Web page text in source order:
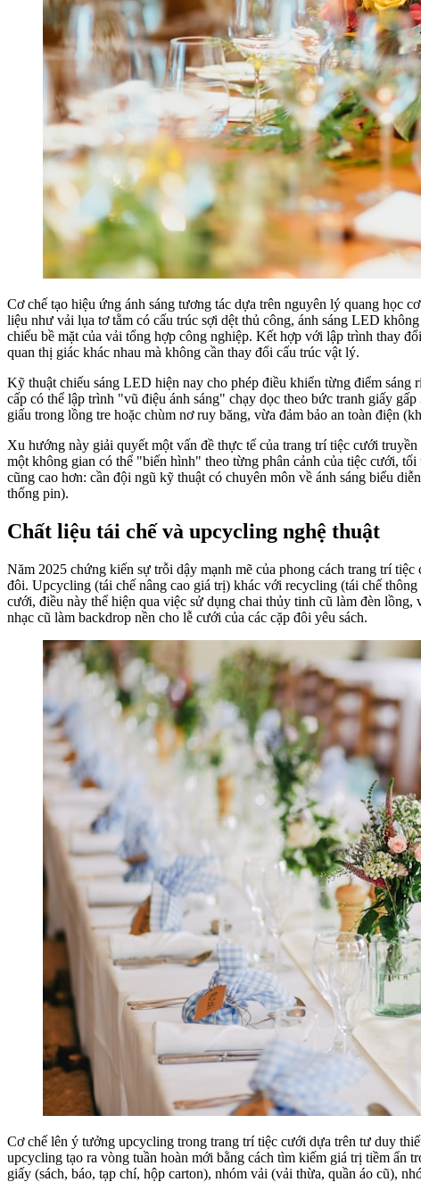
Cơ chế tạo hiệu ứng ánh sáng tương tác dựa trên nguyên lý quang học
liệu như vải lụa tơ tằm có cấu trúc sợi dệt thủ công, ánh sáng LED
chiếu bề mặt của vải tổng hợp công nghiệp. Kết hợp với lập trình thay
quan thị giác khác nhau mà không cần thay đổi cấu trúc vật lý.
Kỹ thuật chiếu sáng LED hiện nay cho phép điều khiển từng điểm
cấp có thể lập trình "vũ điệu ánh sáng" chạy dọc theo bức tranh giấy
giấu trong lồng tre hoặc chùm nơ ruy băng, vừa đảm bảo an toàn điện
Xu hướng này giải quyết một vấn đề thực tế của trang trí tiệc cưới
một không gian có thể "biến hình" theo từng phân cảnh của tiệc cưới,
cũng cao hơn: cần đội ngũ kỹ thuật có chuyên môn về ánh sáng biểu
thống pin).
Chất liệu tái chế và upcycling nghệ thuật
Năm 2025 chứng kiến sự trỗi dậy mạnh mẽ của phong cách trang trí
đôi. Upcycling (tái chế nâng cao giá trị) khác với recycling (tái chế
cưới, điều này thể hiện qua việc sử dụng chai thủy tinh cũ làm đèn
nhạc cũ làm backdrop nền cho lễ cưới của các cặp đôi yêu sách.
Cơ chế lên ý tưởng upcycling trong trang trí tiệc cưới dựa trên tư duy
upcycling tạo ra vòng tuần hoàn mới bằng cách tìm kiếm giá trị tiềm ẩn
giấy (sách, báo, tạp chí, hộp carton), nhóm vải (vải thừa, quần áo cũ),